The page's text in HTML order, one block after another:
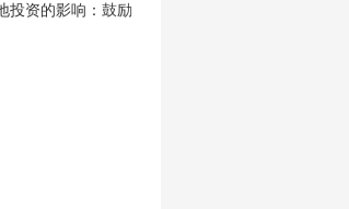
投资的影响：鼓励